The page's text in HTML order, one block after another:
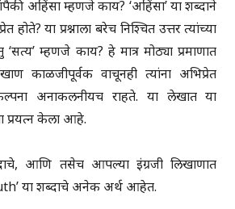
अहिंसा म्हणजे काय? ‘अहिंसा’ या शब्दाने
उत्तर त्यांच्या
म्हणजे काय? हे मात्र मोठ्या प्रमाणात
काळजीपूर्वक वाचूनही त्यांना अभिप्रेत
अनाकलनीयच राहते. या लेखात या
प्रयत्न केला आहे.
आणि तसेच आपल्या इंग्रजी लिखाणात
या शब्दाचे अनेक अर्थ आहेत.